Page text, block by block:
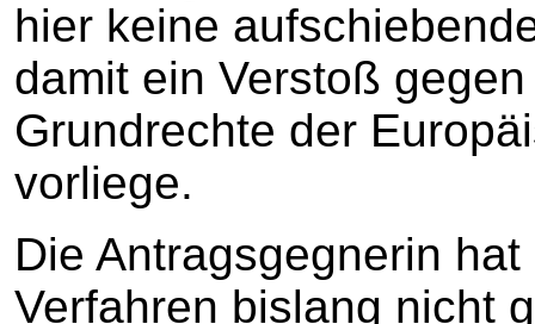
hier keine
damit ein Verstoß
Grundrechte der
vorliege.
Die Antragsgegnerin
Verfahren bislang nicht